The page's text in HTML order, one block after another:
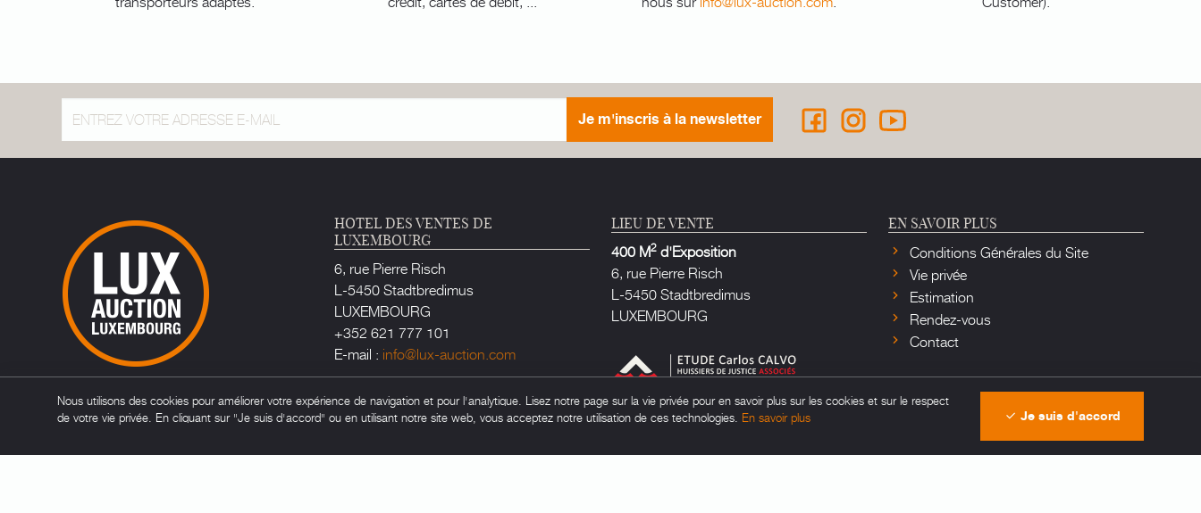
Je m'inscris à la newsletter
HOTEL DES VENTES DE
LUXEMBOURG
6, rue Pierre Risch
L-5450 Stadtbredimus
LUXEMBOURG
+352 621 777 101
E-mail : info@lux-auction.com
Maître Carlos CALVO
LIEU DE VENTE
400 M2 d'Exposition
6, rue Pierre Risch
L-5450 Stadtbredimus
LUXEMBOURG
EN SAVOIR PLUS
Conditions Générales du Site
Vie privée
Estimation
Rendez-vous
Contact
Nous utilisons des cookies pour améliorer votre expérience de navigation et pour l'analytique. Lisez notre page sur la vie privée pour en savoir plus sur les cookies et sur le respect
de votre vie privée. En cliquant sur "Je suis d'accord" ou en utilisant notre site web, vous acceptez notre utilisation de ces technologies. En savoir plus Je suis d'accord